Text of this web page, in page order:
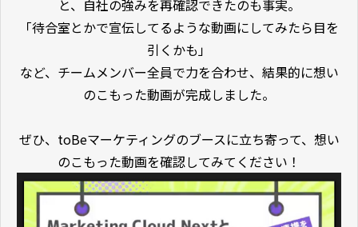
と、自社の強みを再確認できたのも事実。
「待合室とかで宣伝してるような動画にしてみたら目を
引くかも」
など、チームメンバー全員で力を合わせ、結果的に想い
のこもった動画が完成しました。
ぜひ、toBeマーケティングのブースに立ち寄って、想い
のこもった動画を確認してみてください！